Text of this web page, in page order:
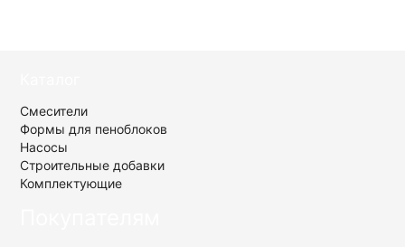
Смесители
Формы для пеноблоков
Насосы
Строительные добавки
Комплектующие